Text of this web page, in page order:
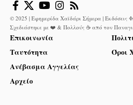
© 2025 | Εφημερίδα Χαϊδάρι Σήμερα | Εκδόσεις
Σχεδιάστηκε με ❤️ & Πολλούς ☕ από τον
Επικοινωνία
Ταυτότητα
Ανέβασμα Αγγελίας
Αρχείο
Όροι